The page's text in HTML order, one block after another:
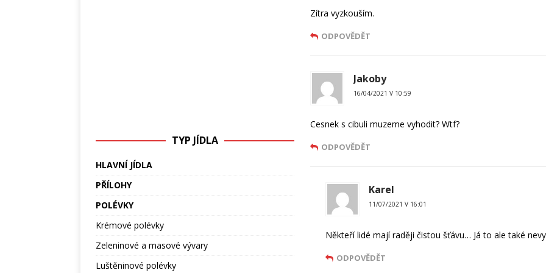
Zítra vyzkouším.
ODPOVĚDĚT
Jakoby
16/04/2021 V 10:59
Cesnek s cibuli muzeme vyhodit? Wtf?
ODPOVĚDĚT
Karel
11/07/2021 V 16:01
Někteří lidé mají raději čistou šťávu… Já to ale také
ODPOVĚDĚT
TYP JÍDLA
HLAVNÍ JÍDLA
PŘÍLOHY
POLÉVKY
Krémové polévky
Zeleninové a masové vývary
Luštěninové polévky